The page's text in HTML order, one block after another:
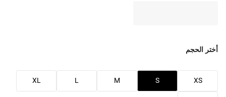
أختر الحجم
XS
S
M
L
XL